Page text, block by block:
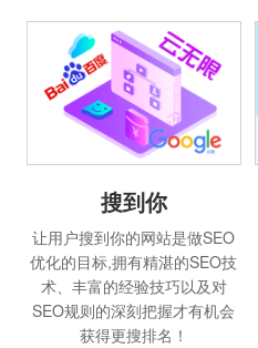
搜到你
让用户搜到你的网站是做SEO
优化的目标,拥有精湛的SEO技
术、丰富的经验技巧以及对
SEO规则的深刻把握才有机会
获得更搜排名！